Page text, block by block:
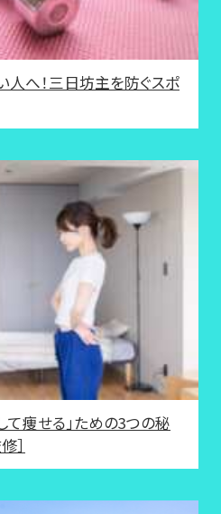
人へ！三日坊主を防ぐスポ
て痩せる」ための3つの秘
］